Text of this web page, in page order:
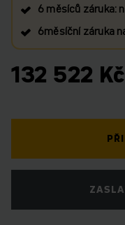
6 měsíců záruka:
6měsíční záruka
132 522 Kč